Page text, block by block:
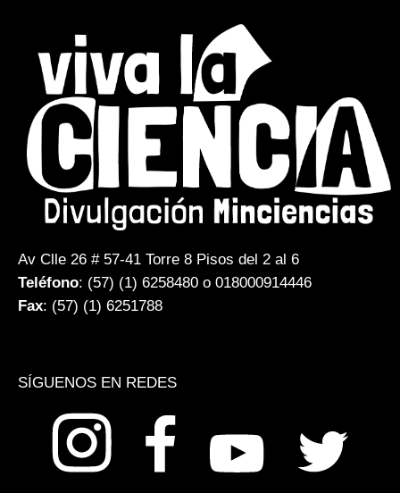
Av Clle 26 # 57-41 Torre 8 Pisos del 2 al 6
Teléfono: (57) (1) 6258480 o 018000914446
Fax: (57) (1) 6251788
SÍGUENOS EN REDES